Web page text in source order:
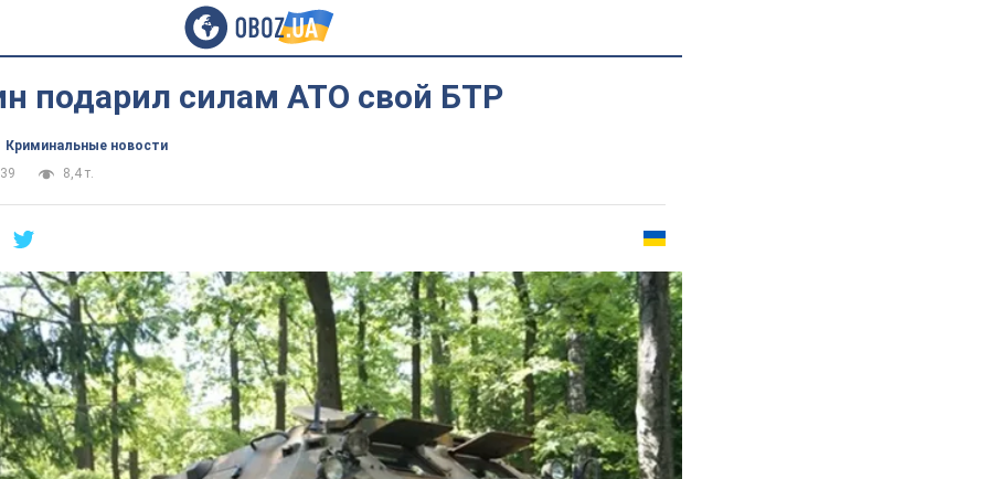
подарил силам АТО свой БТР
Криминальные новости
8,4 т.